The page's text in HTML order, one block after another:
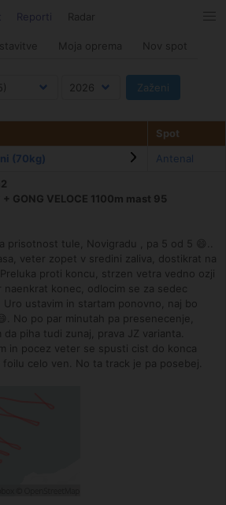
Reporti Radar
Moja oprema Nov spot
Spot
(70kg)
Antenal
GONG VELOCE 1100m mast 95
prisotnost tule, Novigradu , pa 5 od 5 😄..
veter zopet v sredini zaliva, dostikrat na
proti koncu, strzen vetra vedno ozji
konec, odlocim se za sedec
ustavim in startam ponovno, naj bo
No po par minutah pa presenecenje,
piha tudi zunaj, prava JZ varianta.
in pocez veter se spusti cist do konca
foilu celo ven. No ta track je pa posebej.